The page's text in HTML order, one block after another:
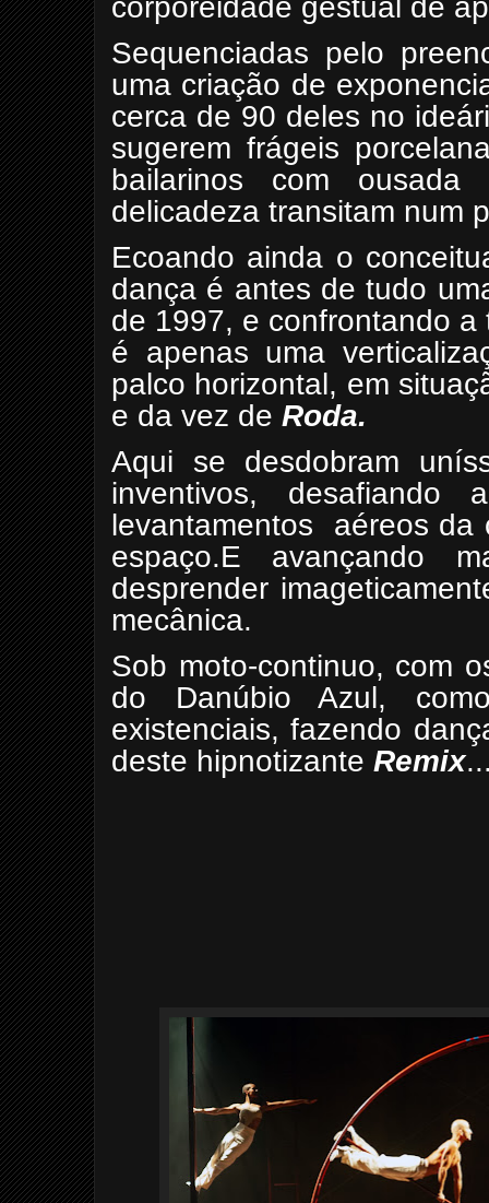
corporeidade gestual de
Sequenciadas pelo
uma criação de
cerca de 90 deles no
sugerem frágeis
bailarinos com
delicadeza transitam num
Ecoando ainda o
dança é antes de tudo
de 1997, e confrontando
é apenas uma
palco horizontal, em
e da vez de Roda.
Aqui se desdobram
inventivos, desafiando
levantamentos
aéreos da
espaço.E avançando
desprender
mecânica.
Sob moto-continuo, com
do Danúbio Azul,
existenciais, fazendo
deste hipnotizante Remix